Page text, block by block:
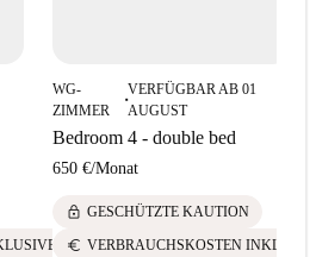
WG-
ZIMMER
■
VERFÜGBAR AB 01
AUGUST
Bedroom 4 - double bed
650 €/Monat
lock GESCHÜTZTE KAUTION
euro VERBRAUCHSKOSTEN INKLUSIVE